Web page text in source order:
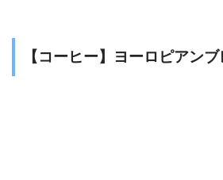
【コーヒー】ヨーロピアン